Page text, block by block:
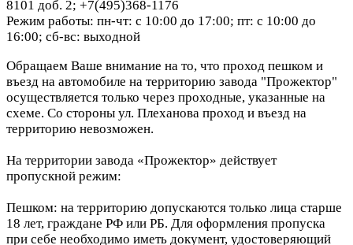
8101 доб. 2; +7(495)368-1176
Режим работы: пн-чт: с 10:00 до 17:00; пт: с 10:00 до
16:00; сб-вс: выходной
Обращаем Ваше внимание на то, что проход пешком и
въезд на автомобиле на территорию завода "Прожектор"
осуществляется только через проходные, указанные на
схеме. Со стороны ул. Плеханова проход и въезд на
территорию невозможен.
На территории завода «Прожектор» действует
пропускной режим:
Пешком: на территорию допускаются только лица старше
18 лет, граждане РФ или РБ. Для оформления пропуска
при себе необходимо иметь документ, удостоверяющий